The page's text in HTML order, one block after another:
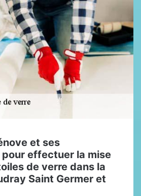
et ses
effectuer la mise
de verre dans la
Saint Germer et